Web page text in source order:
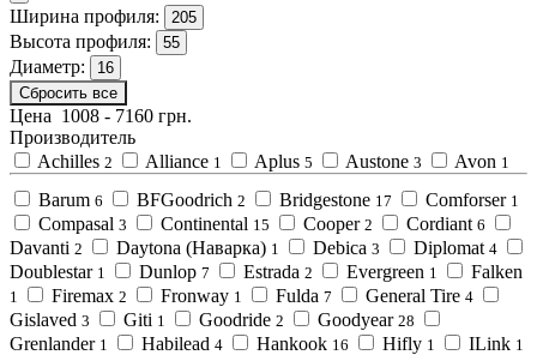
Ширина профиля: 205
Высота профиля: 55
Диаметр:
16
Сбросить все
Цена 1008 - 7160 грн.
Производитель
Achilles 2 Alliance 1 Aplus 5 Austone 3 Avon 1
Barum 6 BFGoodrich 2 Bridgestone 17 Comforser 1
Compasal 3 Continental 15 Cooper 2 Cordiant 6
Davanti 2 Daytona (Наварка) 1 Debica 3 Diplomat 4
Doublestar 1 Dunlop 7 Estrada 2 Evergreen 1 Falken
1 Firemax 2 Fronway 1 Fulda 7 General Tire 4
Gislaved 3 Giti 1 Goodride 2 Goodyear 28
Grenlander 1 Habilead 4 Hankook 16 Hifly 1 ILink 1